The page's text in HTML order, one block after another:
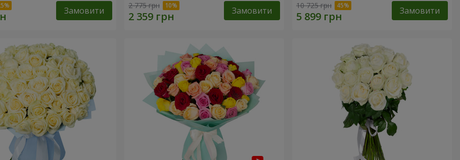
Замовити 2 775 грн Замовити 10 725 грн Замовити